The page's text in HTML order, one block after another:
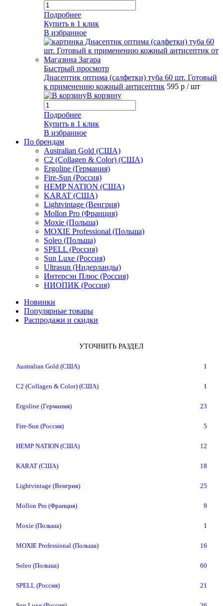
Подробнее
Купить в 1 клик
В избранное
Быстрый просмотр
Диасептик оптима (салфетки) туба 60 шт. Готовый
к применению кожный антисептик 595 р / шт
В корзину
Подробнее
Купить в 1 клик
В избранное
По брендам
Australian Gold (США)
C2 (Collagen & Color) (США)
Ergoline (Германия)
Fire-Sun (Россия)
HEMP NATION (США)
KARAT (США)
Lightvintage (Венгрия)
Mollon Pro (Франция)
Moxie (Польша)
MOXIE Professional (Польша)
Soleo (Польша)
SPELL (Россия)
Sun Luxe (Россия)
Ultrasun (Нидерланды)
Интерсэн Плюс (Россия)
НИОПИК (Россия)
Новинки
Популярные товары
Распродажи и скидки
УТОЧНИТЬ РАЗДЕЛ
Australian Gold (США) 1
C2 (Collagen & Color) (США) 1
Ergoline (Германия) 23
Fire-Sun (Россия) 5
HEMP NATION (США) 12
KARAT (США) 18
Lightvintage (Венгрия) 25
Mollon Pro (Франция) 9
Moxie (Польша) 1
MOXIE Professional (Польша) 16
Soleo (Польша) 60
SPELL (Россия) 21